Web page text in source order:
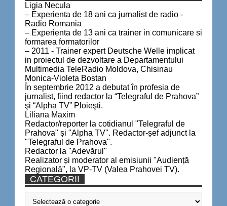
Ligia Necula
– Experienta de 18 ani ca jurnalist de radio -
Radio Romania
– Experienta de 13 ani ca trainer in comunicare si
formarea formatorilor
– 2011 - Trainer expert Deutsche Welle implicat
in proiectul de dezvoltare a Departamentului
Multimedia TeleRadio Moldova, Chisinau
Monica-Violeta Bostan
În septembrie 2012 a debutat în profesia de
jurnalist, fiind redactor la “Telegraful de Prahova”
şi “Alpha TV” Ploieşti.
Liliana Maxim
Redactor/reporter la cotidianul "Telegraful de
Prahova" și "Alpha TV". Redactor-șef adjunct la
"Telegraful de Prahova".
Redactor la "Adevărul"
Realizator și moderator al emisiunii "Audiență
Regională", la VP-TV (Valea Prahovei TV).
CATEGORII
Categorii